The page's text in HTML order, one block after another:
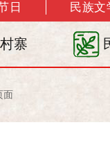
日 民族文
寨
面